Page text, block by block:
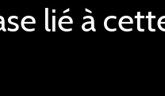
lié à